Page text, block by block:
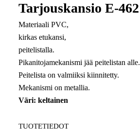
Tarjouskansio E-462
Materiaali PVC,
kirkas etukansi,
peitelistalla.
Pikanitojamekanismi jää peitelistan alle.
Peitelista on valmiiksi kiinnitetty.
Mekanismi on metallia.
Väri: keltainen
TUOTETIEDOT